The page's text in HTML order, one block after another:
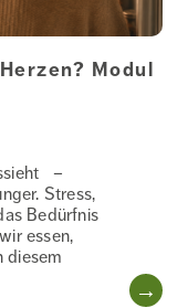
Modul
–
Stress,
Bedürfnis
essen,
diesem